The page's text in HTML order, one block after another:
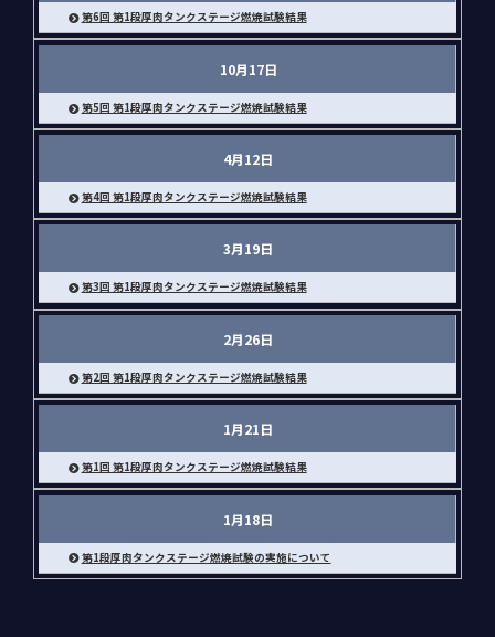
第6回 第1段厚肉タンクステージ燃焼試験結果
10月17日
第5回 第1段厚肉タンクステージ燃焼試験結果
4月12日
第4回 第1段厚肉タンクステージ燃焼試験結果
3月19日
第3回 第1段厚肉タンクステージ燃焼試験結果
2月26日
第2回 第1段厚肉タンクステージ燃焼試験結果
1月21日
第1回 第1段厚肉タンクステージ燃焼試験結果
1月18日
第1段厚肉タンクステージ燃焼試験の実施について